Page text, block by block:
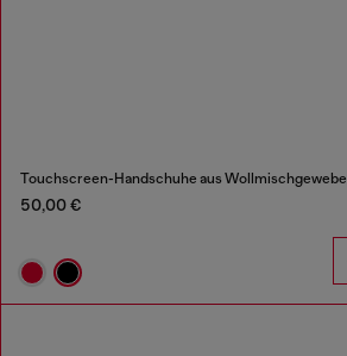
Touchscreen-Handschuhe aus Wollmischgewebe
50,00 €